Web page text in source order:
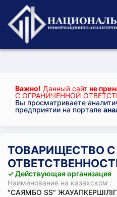
Важно! Данный сайт не
С ОГРАНИЧЕННОЙ
Вы просматриваете
предприятии на портале
ТОВАРИЩЕСТВО
✓ Действующая организация
Наименование на казахском :
"САЯМБО SS"